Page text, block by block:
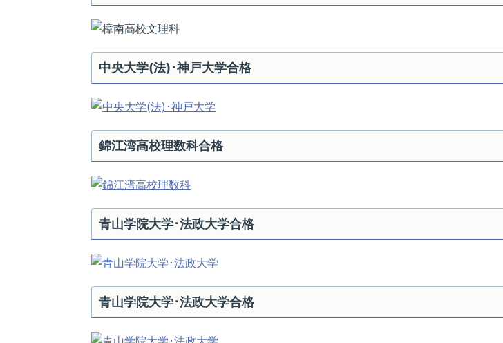
中央大学(法)･神戸大学合格
錦江湾高校理数科合格
青山学院大学･法政大学合格
青山学院大学･法政大学合格